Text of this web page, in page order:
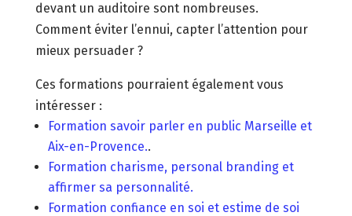
devant un auditoire sont nombreuses.
Comment éviter l’ennui, capter l’attention pour
mieux persuader ?
Ces formations pourraient également vous
intéresser :
Formation savoir parler en public Marseille et
Aix-en-Provence..
Formation charisme, personal branding et
affirmer sa personnalité.
Formation confiance en soi et estime de soi